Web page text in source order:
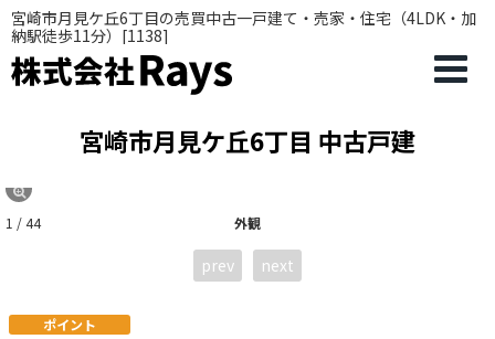
宮崎市月見ケ丘6丁目の売買中古一戸建て・売家・住宅（4LDK・加
納駅徒歩11分）[1138]
宮崎市月見ケ丘6丁目 中古戸建
外観
1 / 44
prev next
ポイント